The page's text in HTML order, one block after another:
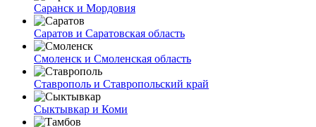
Саранск и Мордовия
Саратов и Саратовская область
Смоленск и Смоленская область
Ставрополь и Ставропольский край
Сыктывкар и Коми